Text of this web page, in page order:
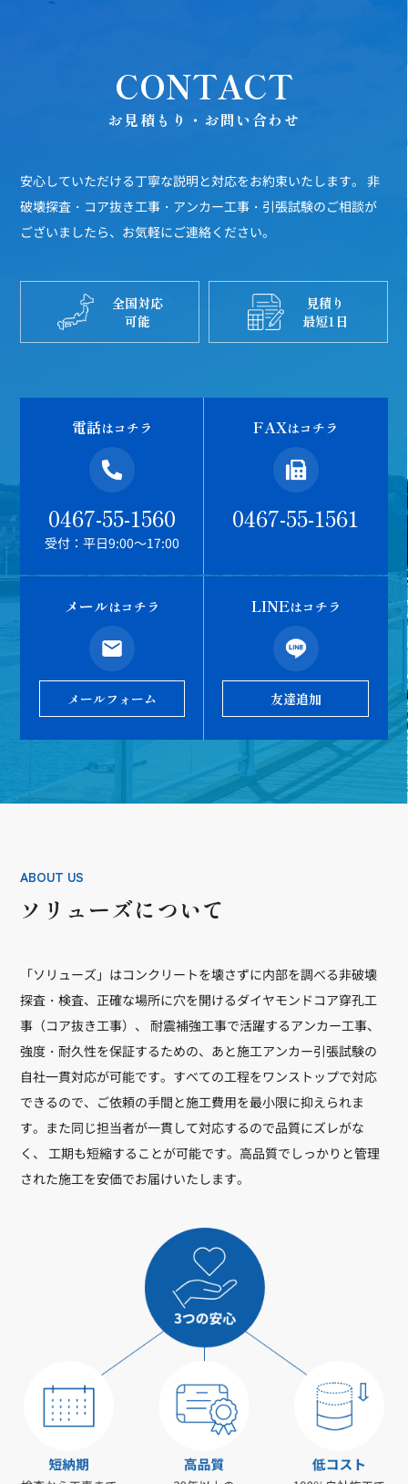
CONTACT
お見積もり・お問い合わせ
安心していただける丁寧な説明と対応をお約束いたします。
非
破壊探査・コア抜き工事・アンカー工事・引張試験のご相談が
ございましたら、お気軽にご連絡ください。
全国対応
可能
見積り
最短1日
電話はコチラ
0467-55-1560
受付：平日9:00～17:00
FAXはコチラ
0467-55-1561
メールはコチラ
メールフォーム
LINEはコチラ
友達追加
ABOUT US
ソリューズについて
「ソリューズ」はコンクリートを壊さずに内部を調べる非破壊
探査・検査、正確な場所に穴を開けるダイヤモンドコア穿孔工
事（コア抜き工事）、 耐震補強工事で活躍するアンカー工事、
強度・耐久性を保証するための、あと施工アンカー引張試験の
自社一貫対応が可能です。すべての工程をワンストップで対応
できるので、ご依頼の手間と施工費用を最小限に抑えられま
す。また同じ担当者が一貫して対応するので品質にズレがな
く、 工期も短縮することが可能です。高品質でしっかりと管理
された施工を安価でお届けいたします。